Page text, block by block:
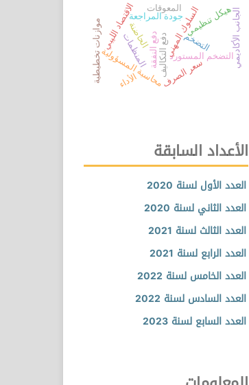
السلوك المهنيجودة المراجعة
التضخم دفع التكاليفدفع النفقة التضخم المستورد
الاقتصاد الليبي
محاسبة المسؤولية
هيكل تنظيمي موازنات تخطيطية المنظمات الجانب الأكاديمي
سعر الصرف
الحاضنة
الأداء
المعوقات
الأعداد السابقة
العدد الأول لسنة 2020
العدد الثاني لسنة 2020
العدد الثالث لسنة 2021
العدد الرابع لسنة 2021
العدد الخامس لسنة 2022
العدد السادس لسنة 2022
العدد السابع لسنة 2023